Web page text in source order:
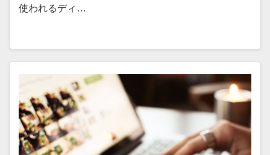
使われるディ…